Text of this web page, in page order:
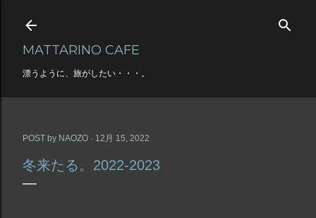
スキップしてメイン コンテンツに移動
MATTARINO CAFE
漂うように、旅がしたい・・・。
POST by NAOZO 12月 15, 2022
冬来たる。2022-2023